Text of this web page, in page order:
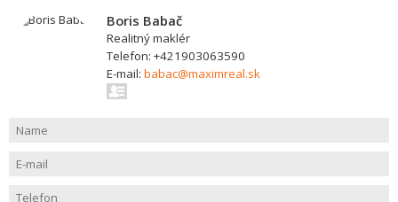
Boris Babač
Realitný maklér
Telefon: +421903063590
E-mail: babac@maximreal.sk